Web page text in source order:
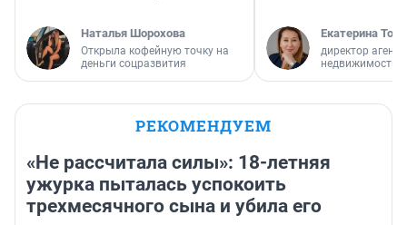
Наталья Шорохова
Открыла кофейную точку на
деньги соцразвития
Екатерина
директор
недвижимости
РЕКОМЕНДУЕМ
«Не рассчитала силы»: 18-летняя
ужурка пыталась успокоить
трехмесячного сына и убила его